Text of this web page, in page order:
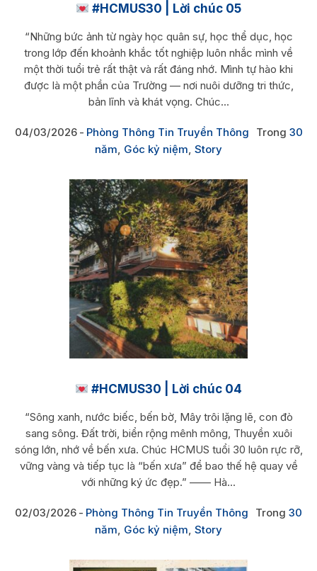
#HCMUS30 | Lời chúc 05
“Những bức ảnh từ ngày học quân sự, học thể dục, học
trong lớp đến khoảnh khắc tốt nghiệp luôn nhắc mình về
một thời tuổi trẻ rất thật và rất đáng nhớ. Mình tự hào khi
được là một phần của Trường — nơi nuôi dưỡng tri thức,
bản lĩnh và khát vọng. Chúc...
04/03/2026 Phòng Thông Tin Truyền Thông Trong 30
năm, Góc kỷ niệm, Story
#HCMUS30 | Lời chúc 04
“Sông xanh, nước biếc, bến bờ, Mây trôi lặng lẽ, con đò
sang sông. Đất trời, biển rộng mênh mông, Thuyền xuôi
sóng lớn, nhớ về bến xưa. Chúc HCMUS tuổi 30 luôn rực rỡ,
vững vàng và tiếp tục là “bến xưa” để bao thế hệ quay về
với những ký ức đẹp.” —— Hà...
02/03/2026 Phòng Thông Tin Truyền Thông Trong 30
năm, Góc kỷ niệm, Story